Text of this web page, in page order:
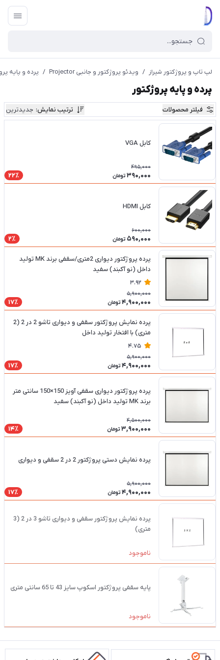
لپ تاپ و پروژکتور شیراز / ویدئو پروژکتور و جانبی Projector / پرده و پایه
پرده و پایه پروژکتور
فیلتر محصولات ترتیب نمایش: جدیدترین
کابل VGA
495,000
390,000 تومان 22٪
کابل HDMI
600,000
590,000 تومان 2٪
پرده پروژکتور دیواری 2متری/سقفی برند MK تولید
داخل (نو آکبند) سفید
3.92
5,900,000
4,900,000 تومان 17٪
پرده نمایش پروژکتور سقفی و دیواری تاشو 2 در 2 (2
متری) با افتخار تولید داخل
4.75
5,900,000
4,900,000 تومان 17٪
پرده پروژکتور دیواری سقفی آویز 150×150 سانتی متر
برند MK تولید داخل (نو آکبند) سفید
4,500,000
3,900,000 تومان 14٪
پرده نمایش دستی پروژکتور 2 در 2 سقفی و دیواری
5,900,000
4,900,000 تومان 17٪
پرده نمایش پروژکتور سقفی و دیواری تاشو 3 در 2 (3
متری)
ناموجود
پایه سقفی پروژکتور اسکوپ سایز 43 تا 65 سانتی متری
ناموجود